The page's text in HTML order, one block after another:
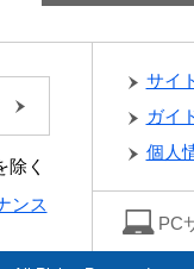
除く
ンス
サイ
ガイ
個人
PC